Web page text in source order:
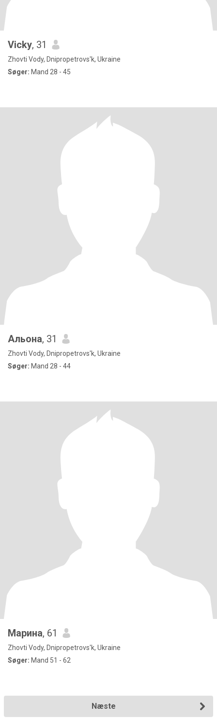
Vicky, 31
Zhovti Vody, Dnipropetrovs'k, Ukraine
Søger: Mand 28 - 45
Альона, 31
Zhovti Vody, Dnipropetrovs'k, Ukraine
Søger: Mand 28 - 44
Марина, 61
Zhovti Vody, Dnipropetrovs'k, Ukraine
Søger: Mand 51 - 62
Næste